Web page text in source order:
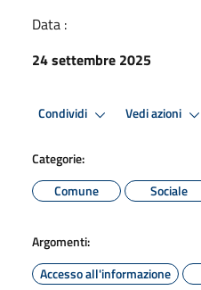
Data :
24 settembre 2025
Condividi Vedi azioni
Categorie:
Comune
Sociale
Argomenti:
Accesso all'informazione